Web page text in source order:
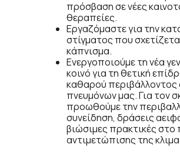
πρόσβαση σε νέες
θεραπείες.
Εργαζόμαστε για την
στίγματος που
κάπνισμα.
Ενεργοποιούμε τη νέα
κοινό για τη θετική
καθαρού περιβάλλοντος
πνευμόνων μας. Για τον
προωθούμε την
συνείδηση, δράσεις
βιώσιμες πρακτικές στο
αντιμετώπισης της